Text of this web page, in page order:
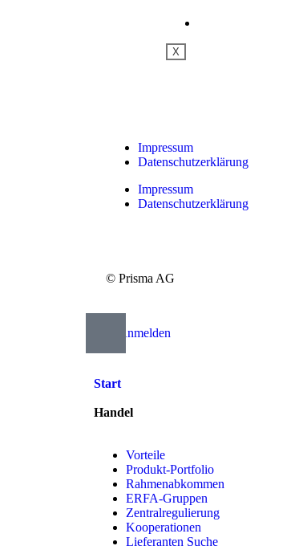
X
Impressum
Datenschutzerklärung
Impressum
Datenschutzerklärung
© Prisma AG
Anmelden
Start
Handel
Vorteile
Produkt-Portfolio
Rahmenabkommen
ERFA-Gruppen
Zentralregulierung
Kooperationen
Lieferanten Suche